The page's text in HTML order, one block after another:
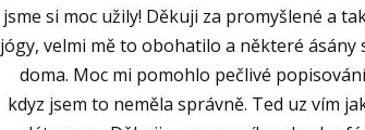
jsme si moc užily! Děkuji za promyšlené a
jógy, velmi mě to obohatilo a některé ásány
doma. Moc mi pomohlo pečlivé
kdyz jsem to neměla správně. Ted uz vím